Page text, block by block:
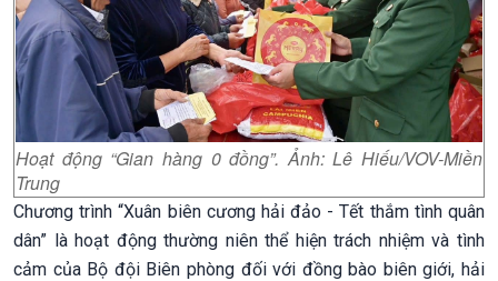
Hoạt động “Gian hàng 0 đồng”. Ảnh: Lê Hiếu/VOV-Miền
Trung
Chương trình “Xuân biên cương hải đảo - Tết thắm tình quân
dân” là hoạt động thường niên thể hiện trách nhiệm và tình
cảm của Bộ đội Biên phòng đối với đồng bào biên giới, hải